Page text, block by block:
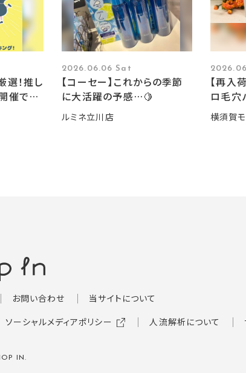
選！推し
催です
2026.06.06 Sat
【コーセー】これからの季節
に大活躍の予感…🍋
ルミネ立川店
【再入
ロ毛穴
横須賀
お問い合わせ
当サイトについて
ソーシャルメディアポリシー 人流解析について
IN.